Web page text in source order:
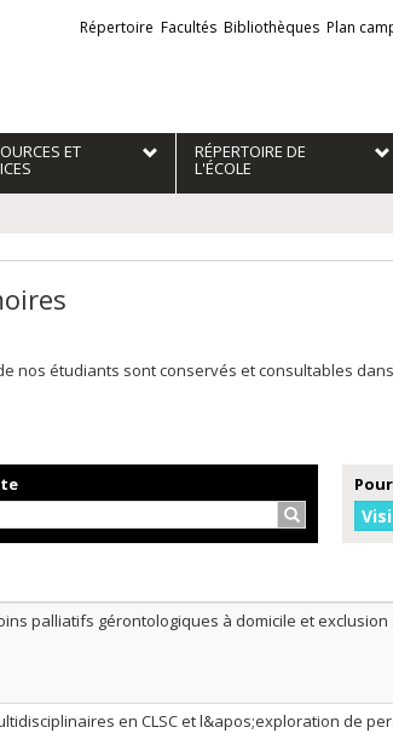
Liens
externes
Répertoire Facultés Bibliothèques Plan
ET RÉPERTOIRE DE
L'ÉCOLE
nos étudiants sont conservés et consultables dans
Rechercher…
décroissant
titre en ordre décroissant
palliatifs gérontologiques à domicile et exclusion
en CLSC et l&apos;exploration de